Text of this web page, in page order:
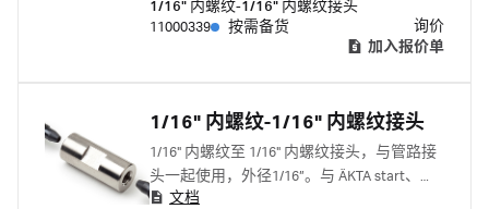
18111255 窄头 1/16" 外螺纹指拧接头
18117263
1/16" 内螺纹-1/16" 内螺纹接头
11000339
按需备货
询价
加入报价单
1/16" 内螺纹-1/16" 内螺纹接头
1/16" 内螺纹至 1/16" 内螺纹接头，与管路接
头一起使用，外径1/16”。与 ÄKTA start、
ÄKTA go、ÄKTA pure 和 ÄKTA avant 配套使
文档